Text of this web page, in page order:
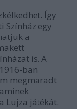
Így
Színház egy
a
is. A
ban
megmaradt
Lujza játékát.